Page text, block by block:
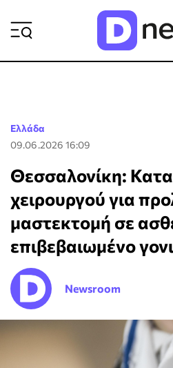
Ελλάδα
09.06.2026 16:09
Θεσσαλονίκη:
χειρουργού για
μαστεκτομή σε
επιβεβαιωμένο
Newsroom